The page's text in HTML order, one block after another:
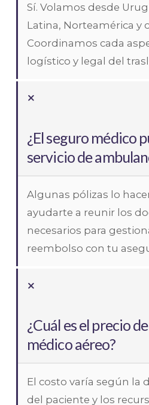
Sí. Volamos desde
Latina, Norteamérica y
Coordinamos cada
logístico y legal del
¿El seguro médico
servicio de
Algunas pólizas lo
ayudarte a reunir los
necesarios para
reembolso con tu
¿Cuál es el precio
médico aéreo?
El costo varía según la
del paciente y los